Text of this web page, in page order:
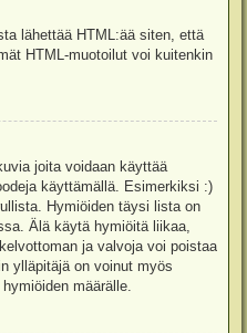
lähettää HTML:ää siten, että
HTML-muotoilut voi kuitenkin
joita voidaan käyttää
käyttämällä. Esimerkiksi :)
Hymiöiden täysi lista on
Älä käytä hymiöitä liikaa,
ja valvoja voi poistaa
ylläpitäjä on voinut myös
määrälle.